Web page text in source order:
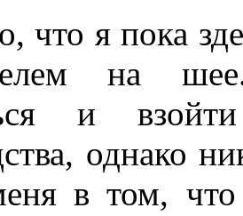
что я пока
на
и
однако
в том,